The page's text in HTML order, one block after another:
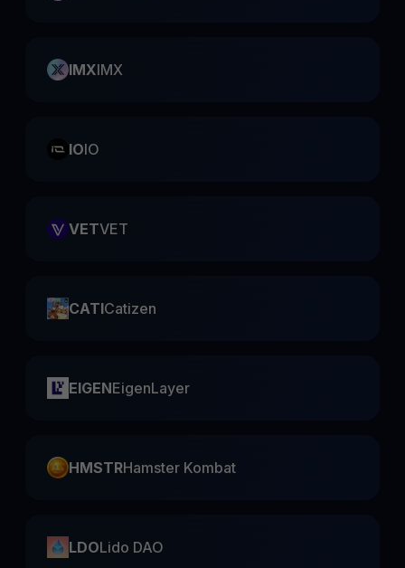
IMXIMX
IOIO
VETVET
CATICatizen
EIGENEigenLayer
HMSTRHamster Kombat
LDOLido DAO